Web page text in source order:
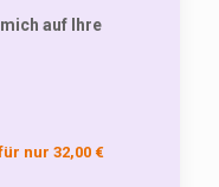
auf Ihre
nur 32,00 €